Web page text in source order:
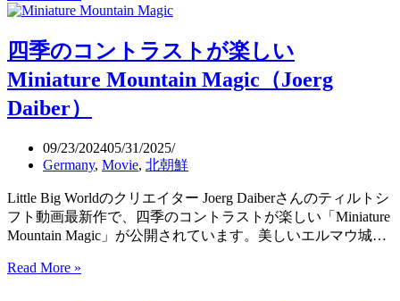
行
間
ず
分
の
界
最
短
定
四季のコントラストが楽しい
Miniature Mountain Magic（Joerg
Daiber）
09/23/202405/31/2025
Germany, Movie, 北朝鮮
Little Big Worldのクリエイター Joerg Daiberさんのティルトシ
フト動画最新作で、四季のコントラストが楽しい「Miniature
Mountain Magic」が公開されています。美しいエルマウ城…
Read More »